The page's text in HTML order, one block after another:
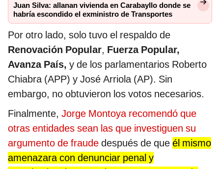
Juan Silva: allanan vivienda en Carabayllo donde se
habría escondido el exministro de Transportes
Por otro lado, solo tuvo el respaldo de
Renovación Popular, Fuerza Popular,
Avanza País, y de los parlamentarios Roberto
Chiabra (APP) y José Arriola (AP). Sin
embargo, no obtuvieron los votos necesarios.
Finalmente, Jorge Montoya recomendó que
otras entidades sean las que investiguen su
argumento de fraude después de que él mismo
amenazara con denunciar penal y